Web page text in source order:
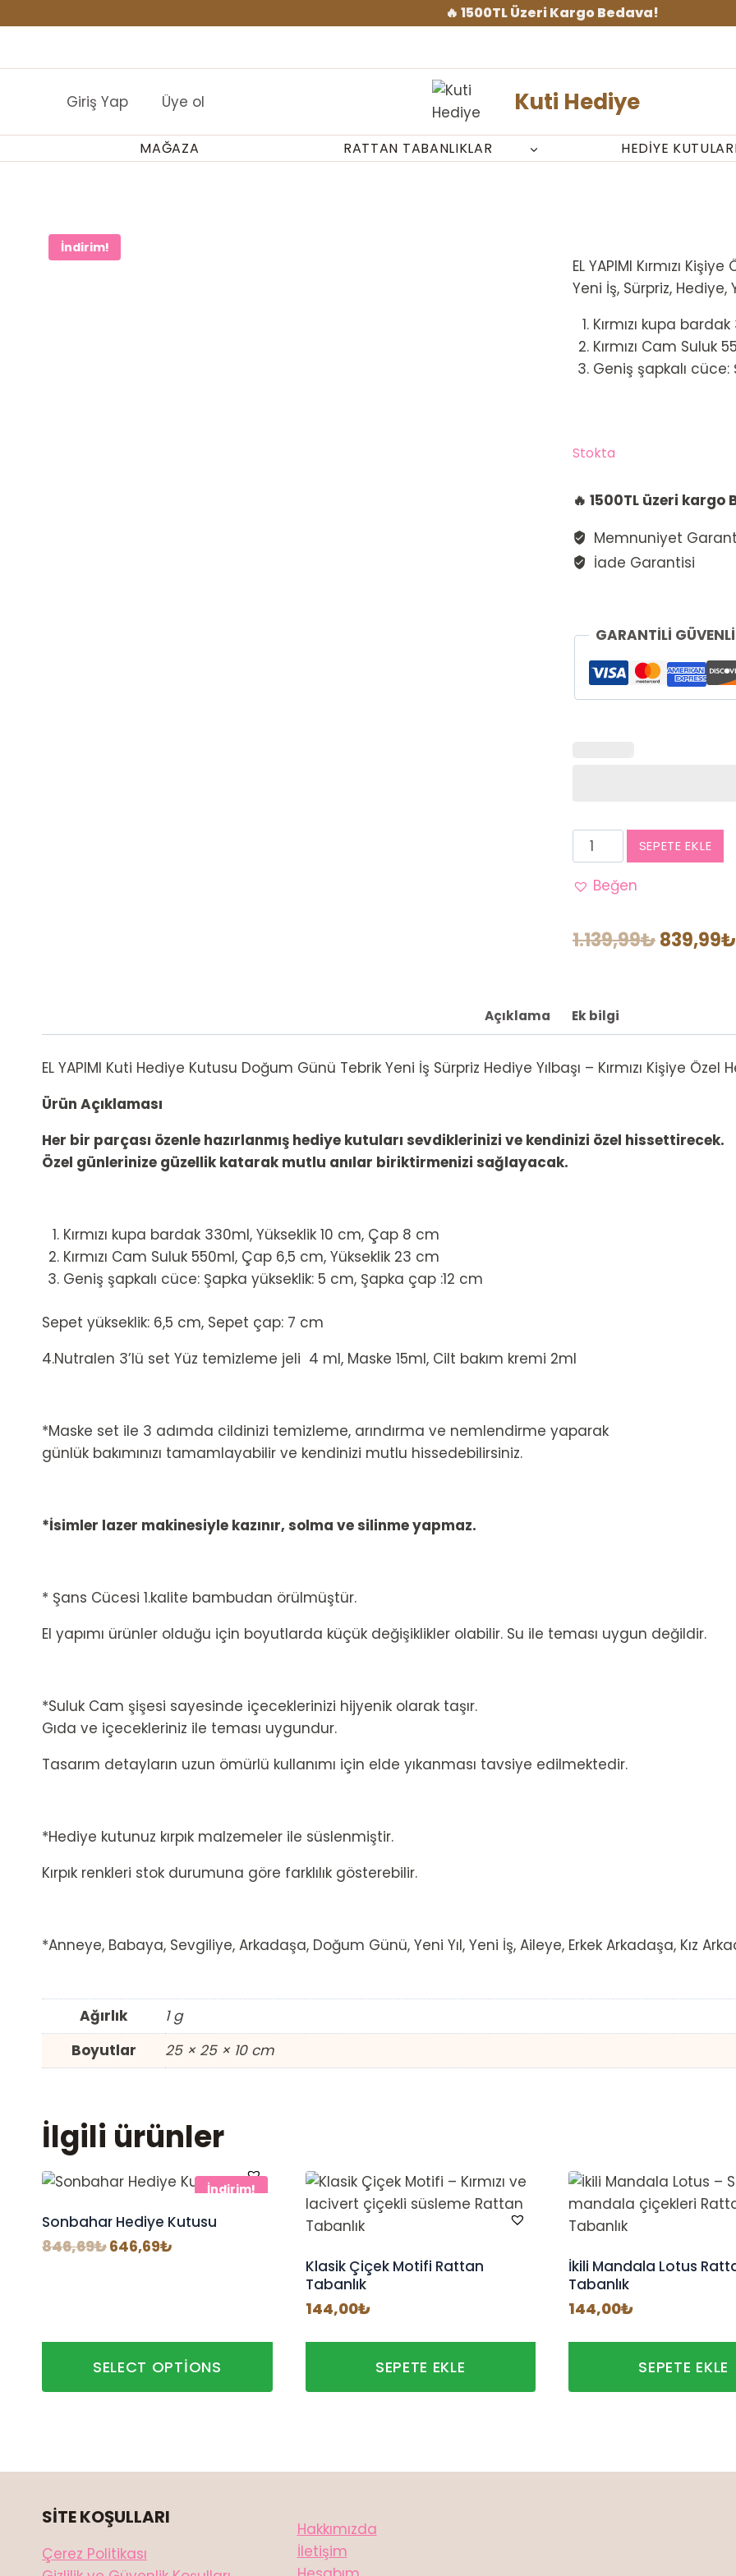
geç
🔥 1500TL Üzeri Kargo Bedava!
Giriş Yap Üye ol Kuti Hediye
MAĞAZA RATTAN TABANLIKLAR HEDIYE
İndirim!
1.139,99₺Orijinal
839,99₺
EL YAPIMI Kırmızı
Yeni İş, Sürpriz, Hediye,
Kırmızı kupa
Kırmızı Cam Suluk
Geniş şapkalı
Stokta
YAPIMI
Kırmızı
Özel
Hediye
SEPETE EKLE
Beğen
🔥 1500TL üzeri kargo
Memnuniyet
İade Garantisi
GARANTİLİ
Açıklama Ek bilgi
EL YAPIMI Kuti Hediye Kutusu Doğum Günü Tebrik Yeni İş Sürpriz Hediye Yılbaşı – Kırmızı Kişiye Özel
Ürün Açıklaması
Her bir parçası özenle hazırlanmış hediye kutuları sevdiklerinizi ve kendinizi özel hissettirecek.
Özel günlerinize güzellik katarak mutlu anılar biriktirmenizi sağlayacak.
Kırmızı kupa bardak 330ml, Yükseklik 10 cm, Çap 8 cm
Kırmızı Cam Suluk 550ml, Çap 6,5 cm, Yükseklik 23 cm
Geniş şapkalı cüce: Şapka yükseklik: 5 cm, Şapka çap :12 cm
Sepet yükseklik: 6,5 cm, Sepet çap: 7 cm
4.Nutralen 3’lü set Yüz temizleme jeli 4 ml, Maske 15ml, Cilt bakım kremi 2ml
*Maske set ile 3 adımda cildinizi temizleme, arındırma ve nemlendirme yaparak
günlük bakımınızı tamamlayabilir ve kendinizi mutlu hissedebilirsiniz.
*İsimler lazer makinesiyle kazınır, solma ve silinme yapmaz.
* Şans Cücesi 1.kalite bambudan örülmüştür.
El yapımı ürünler olduğu için boyutlarda küçük değişiklikler olabilir. Su ile teması uygun değildir.
*Suluk Cam şişesi sayesinde içeceklerinizi hijyenik olarak taşır.
Gıda ve içecekleriniz ile teması uygundur.
Tasarım detayların uzun ömürlü kullanımı için elde yıkanması tavsiye edilmektedir.
*Hediye kutunuz kırpık malzemeler ile süslenmiştir.
Kırpık renkleri stok durumuna göre farklılık gösterebilir.
*Anneye, Babaya, Sevgiliye, Arkadaşa, Doğum Günü, Yeni Yıl, Yeni İş, Aileye, Erkek Arkadaşa, Kız
Ağırlık
1 g
Boyutlar
25 × 25 × 10 cm
İlgili ürünler
İndirim!
Sonbahar Hediye Kutusu
846,69₺Orijinal
646,69₺
SELECT OPTIONS
Klasik Çiçek Motifi Rattan
Tabanlık
144,00₺
SEPETE EKLE
İkili Mandala Lotus
Tabanlık
144,00₺
SEPETE EKLE
SİTE KOŞULLARI
Çerez Politikası
Hakkımızda
İletişim